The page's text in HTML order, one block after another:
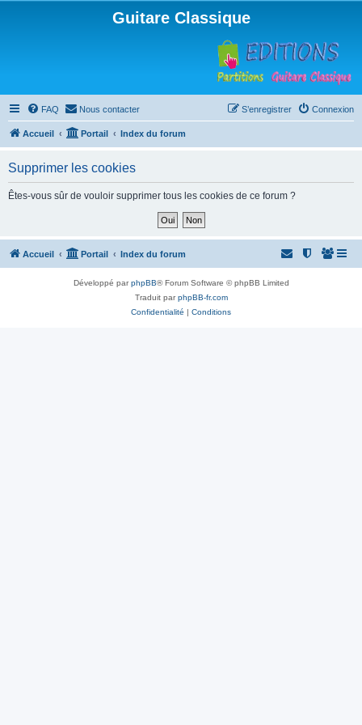
Guitare Classique
FAQ Nous contacter Connexion
S’enregistrer
Accueil Portail Index du forum
Supprimer les cookies
Êtes-vous sûr de vouloir supprimer tous les cookies de ce forum ?
Accueil Portail Index du forum
Développé parphpBB® Forum Software © phpBB Limited
Traduit parphpBB-fr.com
Confidentialité | Conditions